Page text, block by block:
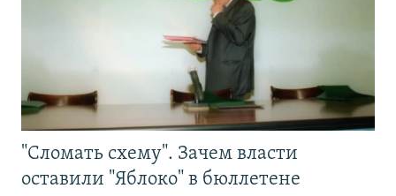
"Сломать схему". Зачем власти
оставили "Яблоко" в бюллетене